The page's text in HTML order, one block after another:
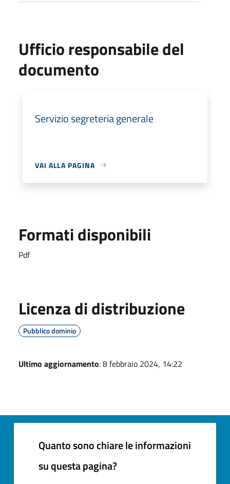
Ufficio responsabile del
documento
Servizio segreteria generale
VAI ALLA PAGINA
Formati disponibili
Pdf
Licenza di distribuzione
Pubblico dominio
Ultimo aggiornamento: 8 febbraio 2024, 14:22
Quanto sono chiare le informazioni
su questa pagina?